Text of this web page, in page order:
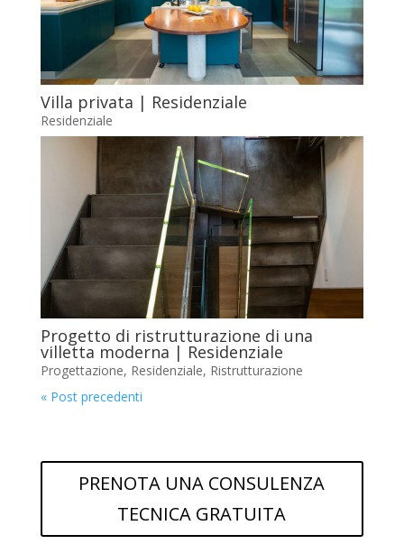
Villa privata | Residenziale
Residenziale
Progetto di ristrutturazione di una
villetta moderna | Residenziale
Progettazione, Residenziale, Ristrutturazione
« Post precedenti
PRENOTA UNA CONSULENZA
TECNICA GRATUITA